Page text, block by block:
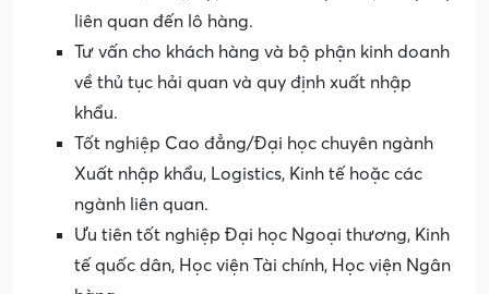
liên quan đến lô hàng.
Tư vấn cho khách hàng và bộ phận kinh doanh
về thủ tục hải quan và quy định xuất nhập
khẩu.
Tốt nghiệp Cao đẳng/Đại học chuyên ngành
Xuất nhập khẩu, Logistics, Kinh tế hoặc các
ngành liên quan.
Ưu tiên tốt nghiệp Đại học Ngoại thương, Kinh
tế quốc dân, Học viện Tài chính, Học viện Ngân